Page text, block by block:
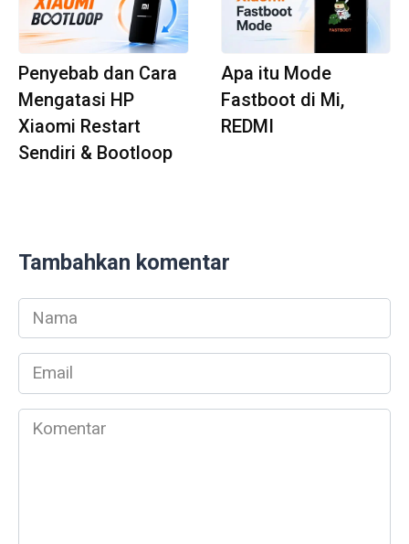
Penyebab dan Cara
Mengatasi HP
Xiaomi Restart
Sendiri & Bootloop
Apa itu Mode
Fastboot di Mi,
REDMI
Tambahkan komentar
Nama
*
Email
*
Komentar